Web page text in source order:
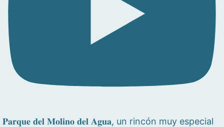
𝐏𝐚𝐫𝐪𝐮𝐞 𝐝𝐞𝐥 𝐌𝐨𝐥𝐢𝐧𝐨 𝐝𝐞𝐥 𝐀𝐠𝐮𝐚, un rincón muy especial